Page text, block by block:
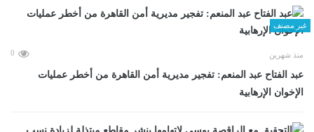
غير مصنف
منذ شهرين 0
عبد الفتاح عبد المنعم: تفجير مديرية أمن القاهرة من أخطر عمليات
الإخوان الإرهابية